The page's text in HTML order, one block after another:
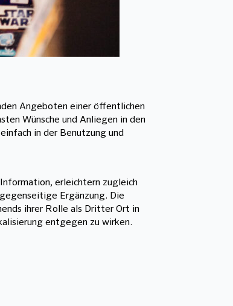
Angeboten einer öffentlichen
Wünsche und Anliegen in den
in der Benutzung und
erleichtern zugleich
Ergänzung. Die
ihrer Rolle als Dritter Ort in
entgegen zu wirken.